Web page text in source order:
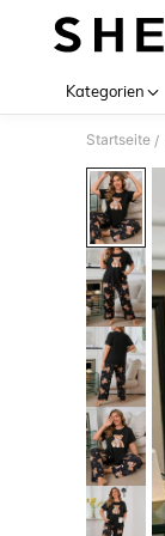
Kategorien
Startseite /